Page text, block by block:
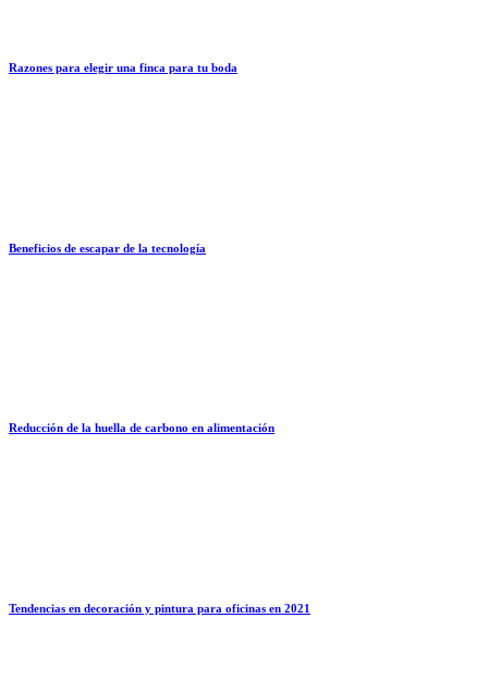
Razones para elegir una finca para tu boda
Beneficios de escapar de la tecnología
Reducción de la huella de carbono en alimentación
Tendencias en decoración y pintura para oficinas en 2021